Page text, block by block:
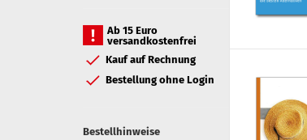
Ab 15 Euro
versandkostenfrei
Kauf auf Rechnung
Bestellung ohne Login
Bestellhinweise